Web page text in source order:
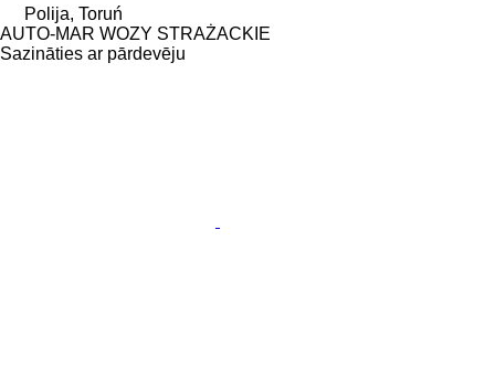
Polija, Toruń
AUTO-MAR WOZY STRAŻACKIE
Sazināties ar pārdevēju